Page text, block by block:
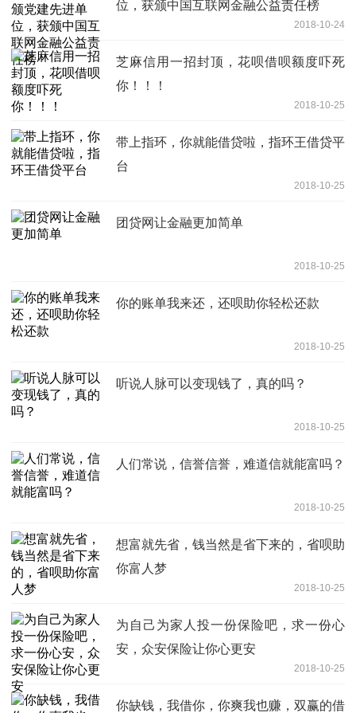
位，获颁中国互联网金融公益责任榜
2018-10-24
芝麻信用一招封顶，花呗借呗额度吓死
你！！！
2018-10-25
带上指环，你就能借贷啦，指环王借贷平
台
2018-10-25
团贷网让金融更加简单
2018-10-25
你的账单我来还，还呗助你轻松还款
2018-10-25
听说人脉可以变现钱了，真的吗？
2018-10-25
人们常说，信誉信誉，难道信就能富吗？
2018-10-25
想富就先省，钱当然是省下来的，省呗助
你富人梦
2018-10-25
为自己为家人投一份保险吧，求一份心
安，众安保险让你心更安
2018-10-25
你缺钱，我借你，你爽我也赚，双赢的借